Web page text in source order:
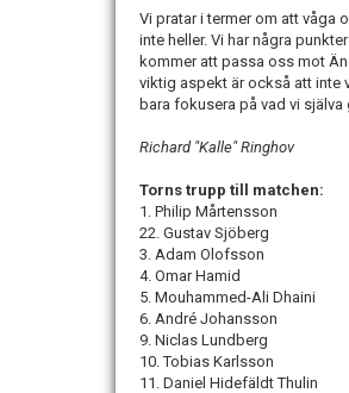
Vi pratar i termer om att våga
inte heller. Vi har några
kommer att passa oss mot
viktig aspekt är också att inte
bara fokusera på vad vi själva
Richard "Kalle" Ringhov
Torns trupp till matchen:
1. Philip Mårtensson
22. Gustav Sjöberg
3. Adam Olofsson
4. Omar Hamid
5. Mouhammed-Ali Dhaini
6. André Johansson
9. Niclas Lundberg
10. Tobias Karlsson
11. Daniel Hidefäldt Thulin